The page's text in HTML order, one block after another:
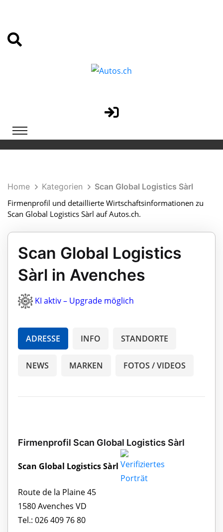
Home Kategorien
Scan Global Logistics Sàrl
Firmenprofil und detaillierte Wirtschaftsinformationen zu
Scan Global Logistics Sàrl auf Autos.ch.
Scan Global Logistics
Sàrl in Avenches
KI aktiv – Upgrade möglich
ADRESSE INFO STANDORTE
NEWS MARKEN FOTOS / VIDEOS
Firmenprofil Scan Global Logistics Sàrl
Scan Global Logistics Sàrl
Route de la Plaine 45
1580 Avenches VD
Tel.: 026 409 76 80